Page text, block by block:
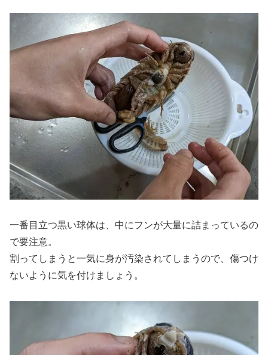
一番目立つ黒い球体は、中にフンが大量に詰まっているの
で要注意。
割ってしまうと一気に身が汚染されてしまうので、傷つけ
ないように気を付けましょう。